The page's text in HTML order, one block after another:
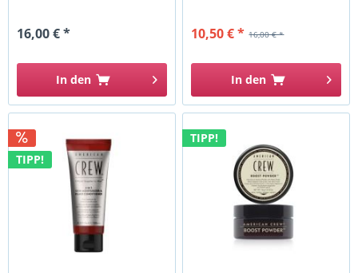
16,00 € *
In den
16,00 € *
10,50 € *
In den
TIPP!
TIPP!